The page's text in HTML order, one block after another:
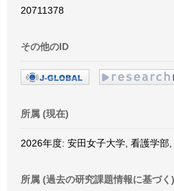
20711378
その他のID
所属 (現在)
2026年度: 安田女子大学, 看護学部
所属 (過去の研究課題情報に基づく)